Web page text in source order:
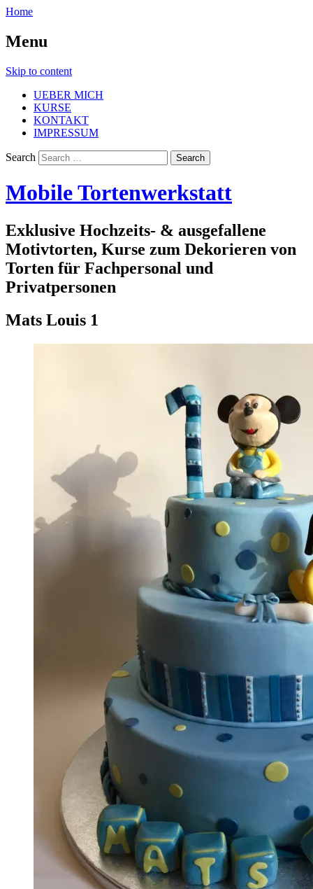
Home
Menu
Skip to content
UEBER MICH
KURSE
KONTAKT
IMPRESSUM
Search
Mobile Tortenwerkstatt
Exklusive Hochzeits- & ausgefallene
Motivtorten, Kurse zum Dekorieren von
Torten für Fachpersonal und
Privatpersonen
Mats Louis 1